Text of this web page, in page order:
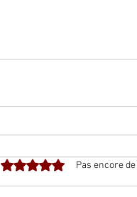
Noté 0 étoile sur 5.
Pas encore